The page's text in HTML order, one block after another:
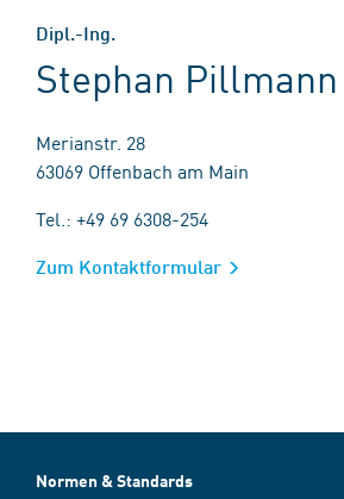
Dipl.-Ing.
Stephan Pillmann
Merianstr. 28
63069 Offenbach am Main
Tel.: +49 69 6308-254
Zum Kontaktformular
Normen & Standards